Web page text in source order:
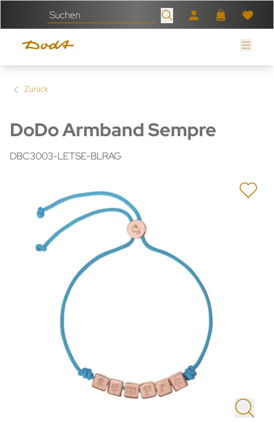
Zurück
DoDo Armband Sempre
DBC3003-LETSE-BLRAG